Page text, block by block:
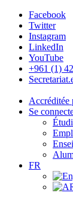
Facebook
Twitter
Instagram
LinkedIn
YouTube
+961 (1)
Accréditée
Se
FR